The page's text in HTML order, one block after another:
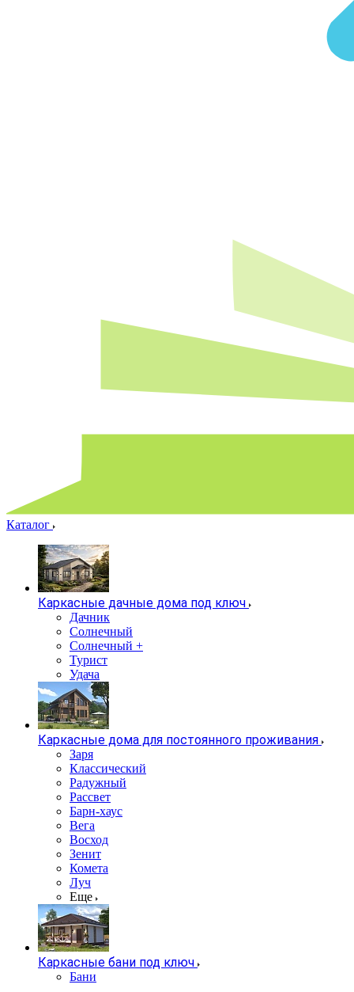
Каталог
Каркасные дачные дома под ключ
Дачник
Солнечный
Солнечный +
Турист
Удача
Каркасные дома для постоянного проживания
Заря
Классический
Радужный
Рассвет
Барн-хаус
Вега
Восход
Зенит
Комета
Луч
Еще
Каркасные бани под ключ
Бани